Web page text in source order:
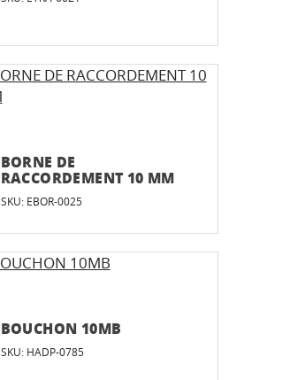
BORNE DE
RACCORDEMENT 10 MM
SKU: EBOR-0025
BOUCHON 10MB
SKU: HADP-0785